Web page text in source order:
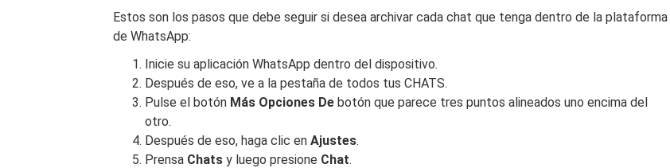
Estos son los pasos que debe seguir si desea archivar cada chat que tenga dentro de la plataforma
de WhatsApp:
Inicie su aplicación WhatsApp dentro del dispositivo.
Después de eso, ve a la pestaña de todos tus CHATS.
Pulse el botón Más Opciones De botón que parece tres puntos alineados uno encima del
otro.
Después de eso, haga clic en Ajustes.
Prensa Chats y luego presione Chat.